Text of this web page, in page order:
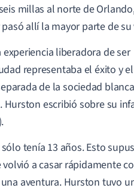
millas al norte de
allí la mayor parte de su
liberadora de ser
representaba el éxito y
de la sociedad
Hurston escribió sobre su
tenía 13 años. Esto
a casar rápidamente
aventura. Hurston tuvo